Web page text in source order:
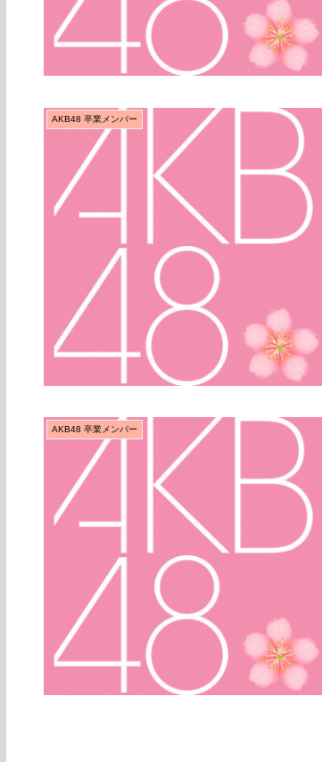
AKB48 卒業メンバー
AKB48 卒業メンバー